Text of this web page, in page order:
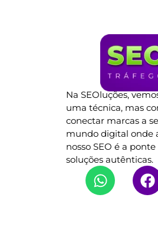
Na SEOluções,
uma técnica, mas
conectar marcas a
mundo digital onde
nosso SEO é a
soluções autênticas.